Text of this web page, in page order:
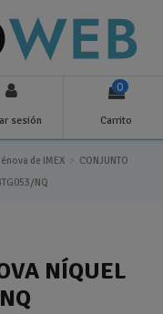
sesión
0
Carrito
de IMEX
CONJUNTO
NQ
NÍQUEL